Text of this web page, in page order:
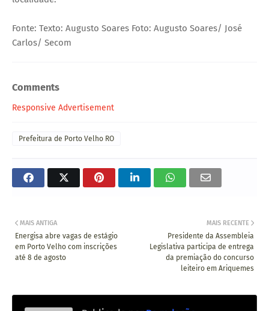
Fonte: Texto: Augusto Soares Foto: Augusto Soares/ José
Carlos/ Secom
Comments
Responsive Advertisement
Prefeitura de Porto Velho RO
MAIS RECENTE
Presidente da Assembleia
Legislativa participa de entrega
da premiação do concurso
leiteiro em Ariquemes
MAIS ANTIGA
Energisa abre vagas de estágio
em Porto Velho com inscrições
até 8 de agosto